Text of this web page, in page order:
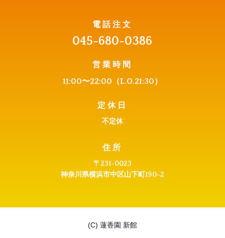
電話注文
045-680-0386
営業時間
11:00〜22:00（L.O.21:30）
定休日
不定休
住所
〒231-0023
神奈川県横浜市中区山下町190-2
(C) 蓮香園 新館